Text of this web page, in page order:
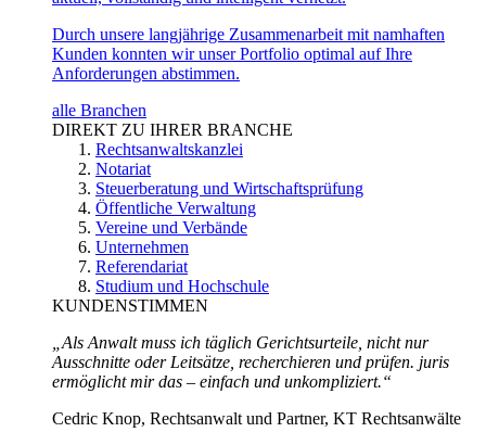
Durch unsere langjährige Zusammenarbeit mit namhaften
Kunden konnten wir unser Portfolio optimal auf Ihre
Anforderungen abstimmen.
alle Branchen
DIREKT ZU IHRER BRANCHE
Rechtsanwaltskanzlei
Notariat
Steuerberatung und Wirtschaftsprüfung
Öffentliche Verwaltung
Vereine und Verbände
Unternehmen
Referendariat
Studium und Hochschule
KUNDENSTIMMEN
„Als Anwalt muss ich täglich Gerichtsurteile, nicht nur
Ausschnitte oder Leitsätze, recherchieren und prüfen. juris
ermöglicht mir das – einfach und unkompliziert.“
Cedric Knop, Rechtsanwalt und Partner, KT Rechtsanwälte